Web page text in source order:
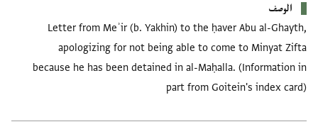
الوصف
Letter from Meʾir (b. Yakhin) to the ḥaver Abu al-Ghayth,
apologizing for not being able to come to Minyat Zifta
because he has been detained in al-Maḥalla. (Information in
part from Goitein's index card)